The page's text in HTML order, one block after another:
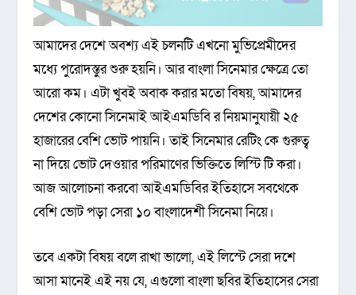
আমাদের দেশে অবশ্য এই চলনটি এখনো মুভিপ্রেমীদের
মধ্যে পুরোদস্তুর শুরু হয়নি। আর বাংলা সিনেমার ক্ষেত্রে তো
আরো কম। এটা খুবই অবাক করার মতো বিষয়, আমাদের
দেশের কোনো সিনেমাই আইএমডিবি র নিয়মানুযায়ী ২৫
হাজারের বেশি ভোট পায়নি। তাই সিনেমার রেটিং কে গুরুত্ব
না দিয়ে ভোট দেওয়ার পরিমাণের ভিক্তিতে লিস্টি টি করা।
আজ আলোচনা করবো আইএমডিবির ইতিহাসে সবথেকে
বেশি ভোট পড়া সেরা ১০ বাংলাদেশী সিনেমা নিয়ে।
তবে একটা বিষয় বলে রাখা ভালো, এই লিস্টে সেরা দশে
আসা মানেই এই নয় যে, এগুলো বাংলা ছবির ইতিহাসের সেরা